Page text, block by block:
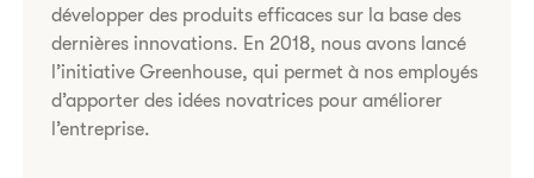
développer des produits efficaces sur la base des
dernières innovations. En 2018, nous avons lancé
l’initiative Greenhouse, qui permet à nos employés
d’apporter des idées novatrices pour améliorer
l’entreprise.